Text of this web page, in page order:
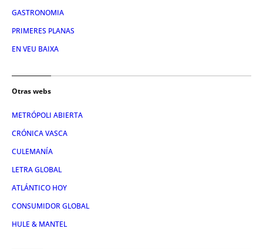
GASTRONOMIA
PRIMERES PLANAS
EN VEU BAIXA
Otras webs
METRÓPOLI ABIERTA
CRÓNICA VASCA
CULEMANÍA
LETRA GLOBAL
ATLÁNTICO HOY
CONSUMIDOR GLOBAL
HULE & MANTEL